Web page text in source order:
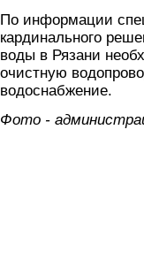
По информации
кардинального
воды в Рязани
очистную
водоснабжение.
Фото -